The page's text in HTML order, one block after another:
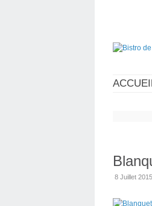
8 Juillet